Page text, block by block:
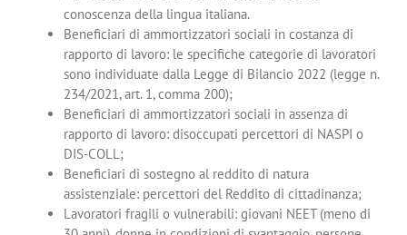
conoscenza della lingua italiana.
Beneficiari di ammortizzatori sociali in costanza di
rapporto di lavoro: le specifiche categorie di lavoratori
sono individuate dalla Legge di Bilancio 2022 (legge n.
234/2021, art. 1, comma 200);
Beneficiari di ammortizzatori sociali in assenza di
rapporto di lavoro: disoccupati percettori di NASPI o
DIS-COLL;
Beneficiari di sostegno al reddito di natura
assistenziale: percettori del Reddito di cittadinanza;
Lavoratori fragili o vulnerabili: giovani NEET (meno di